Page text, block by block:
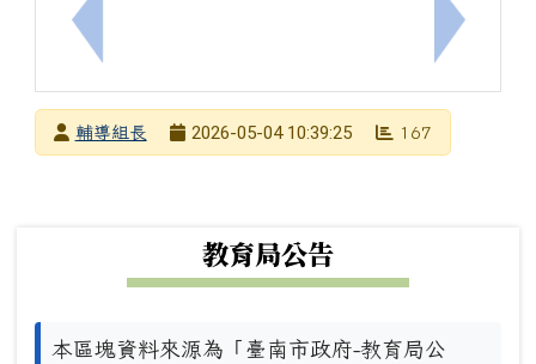
上一筆：[輔]臺灣一滴優教育協會辦理EdYouth「站
下一筆：
發布者輔導組長
2026-05-04 10:39:25 167
教育局公告
本區塊資料來源為「臺南市政府-教育局公